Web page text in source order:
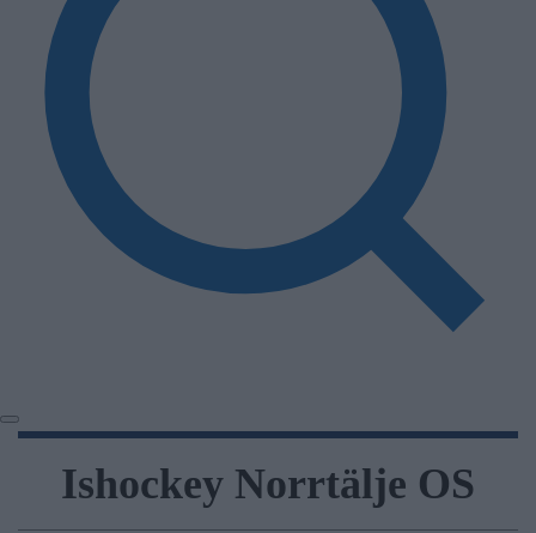
Ishockey Norrtälje OS